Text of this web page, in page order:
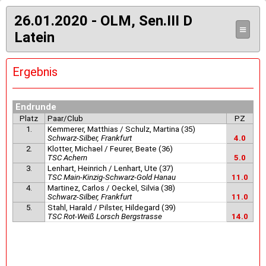
26.01.2020 - OLM, Sen.III D
Latein
≡
Ergebnis
Endrunde
Platz Paar/Club
PZ
1.
Kemmerer, Matthias / Schulz, Martina (35)
Schwarz-Silber, Frankfurt
4.0
2.
Klotter, Michael / Feurer, Beate (36)
TSC Achern
5.0
3.
Lenhart, Heinrich / Lenhart, Ute (37)
TSC Main-Kinzig-Schwarz-Gold Hanau
11.0
4.
Martinez, Carlos / Oeckel, Silvia (38)
Schwarz-Silber, Frankfurt
11.0
5.
Stahl, Harald / Pilster, Hildegard (39)
TSC Rot-Weiß Lorsch Bergstrasse
14.0